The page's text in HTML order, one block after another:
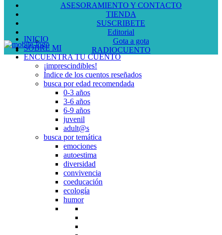
ASESORAMIENTO Y CONTACTO
TIENDA
SUSCRIBETE
Editorial
Gota a gota
RADIOCUENTO
INICIO
SOBRE MI
ENCUENTRA TU CUENTO
¡imprescindibles!
Índice de los cuentos reseñados
busca por edad recomendada
0-3 años
3-6 años
6-9 años
juvenil
adult@s
busca por temática
emociones
autoestima
diversidad
convivencia
coeducación
ecología
humor